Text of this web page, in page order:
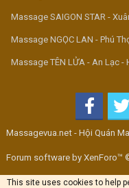
Massage SAIGON STAR -
Massage NGỌC LAN - Phú
Massage TÊN LỬA - An Lạc -
Massagevua.net - Hội Quán
Forum software by XenForo™
This site uses cookies to help